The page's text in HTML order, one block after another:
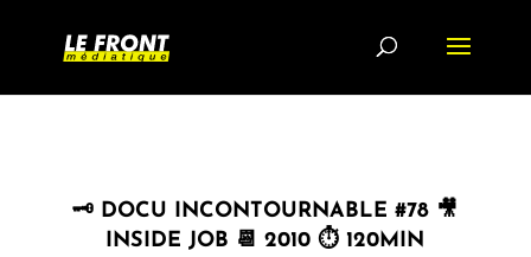
🗝 DOCU INCONTOURNABLE #78 🎥
INSIDE JOB 📆 2010 ⏱ 120MIN